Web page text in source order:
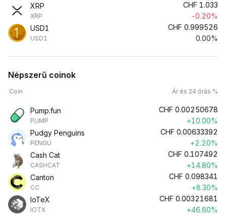
XRP
XRP
CHF 1.033
-0.20%
USD1
USD1
CHF 0.999526
0.00%
Népszerű coinok
Coin Ár és 24 órás %
Pump.fun
PUMP
CHF 0.00250678
+10.00%
Pudgy Penguins
PENGU
CHF 0.00633392
+2.20%
Cash Cat
CASHCAT
CHF 0.107492
+14.80%
Canton
CC
CHF 0.098341
+8.30%
IoTeX
IOTX
CHF 0.00321681
+46.60%